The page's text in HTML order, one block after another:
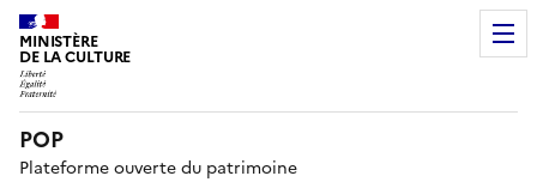
MINISTÈRE
DE LA CULTURE
POP
Plateforme ouverte du patrimoine